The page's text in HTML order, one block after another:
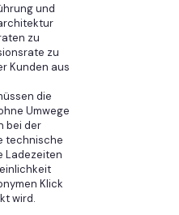
und
zu
zu
Kunden aus
die
Umwege
bei der
technische
Ladezeiten
Klick
wird.